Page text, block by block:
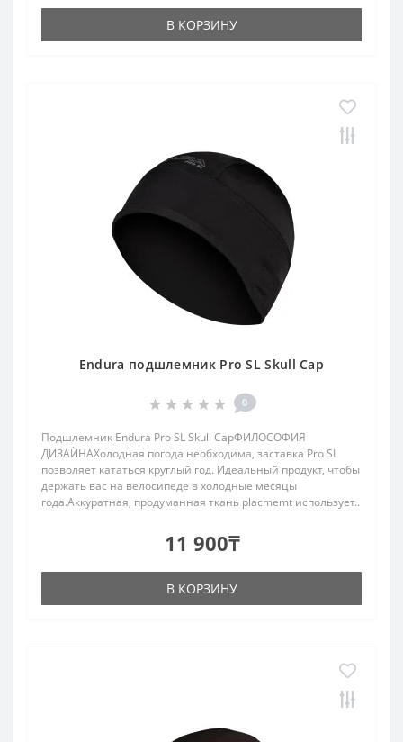
В КОРЗИНУ
Endura подшлемник Pro SL Skull Cap
0
Подшлемник Endura Pro SL Skull CapФИЛОСОФИЯ
ДИЗАЙНАХолодная погода необходима, заставка Pro SL
позволяет кататься круглый год. Идеальный продукт, чтобы
держать вас на велосипеде в холодные месяцы
года.Аккуратная, продуманная ткань placmemt использует..
11 900₸
В КОРЗИНУ